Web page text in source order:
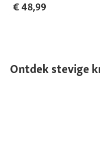
€ 48,99
Ontdek stevige